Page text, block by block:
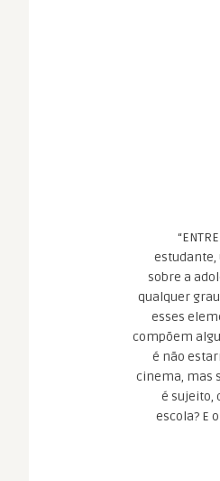
sobre a
qualquer
esses
compõem
é não
cinema, mas
é sujeito,
escola? E